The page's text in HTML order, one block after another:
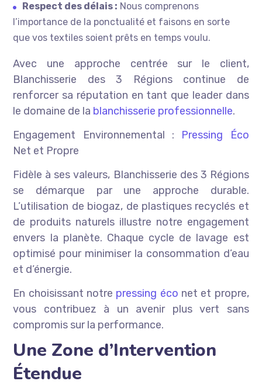
Respect des délais : Nous comprenons
l’importance de la ponctualité et faisons en sorte
que vos textiles soient prêts en temps voulu.
Avec une approche centrée sur le client,
Blanchisserie des 3 Régions continue de
renforcer sa réputation en tant que leader dans
le domaine de la blanchisserie professionnelle.
Engagement Environnemental : Pressing Éco
Net et Propre
Fidèle à ses valeurs, Blanchisserie des 3 Régions
se démarque par une approche durable.
L’utilisation de biogaz, de plastiques recyclés et
de produits naturels illustre notre engagement
envers la planète. Chaque cycle de lavage est
optimisé pour minimiser la consommation d’eau
et d’énergie.
En choisissant notre pressing éco net et propre,
vous contribuez à un avenir plus vert sans
compromis sur la performance.
Une Zone d’Intervention
Étendue